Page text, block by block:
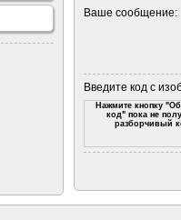
Ваше сообщение:
Введите код с
Нажмите кнопку
код" пока не
разборчивый